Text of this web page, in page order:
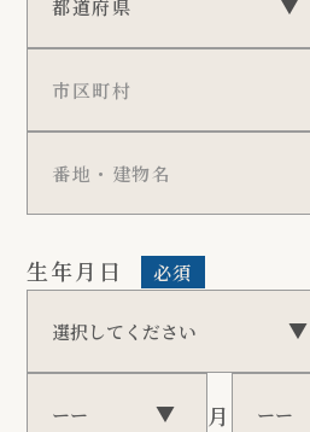
生年月日 必須
月